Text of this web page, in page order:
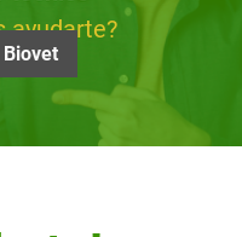
ayudarte?